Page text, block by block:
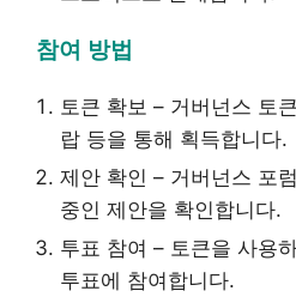
참여 방법
토큰 확보 – 거버넌스 토
랍 등을 통해 획득합니다.
제안 확인 – 거버넌스 포
중인 제안을 확인합니다.
투표 참여 – 토큰을 사용
투표에 참여합니다.